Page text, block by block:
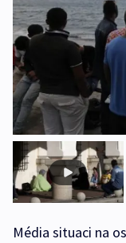
Média situaci na